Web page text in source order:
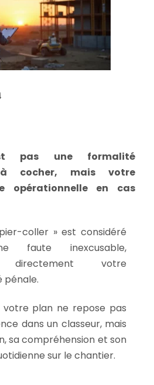
pas une formalité
à cocher, mais votre
opérationnelle en cas
coller » est considéré
faute inexcusable,
directement votre
pénale.
votre plan ne repose pas
dans un classeur, mais
sa compréhension et son
sur le chantier.